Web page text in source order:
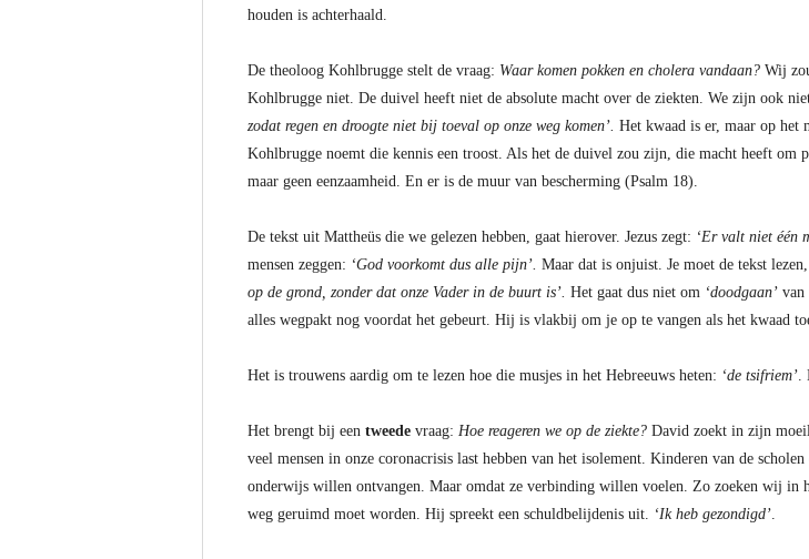
houden is achterhaald.
De theoloog Kohlbrugge stelt de vraag: Waar komen pokken en cholera vandaan? Wij
Kohlbrugge niet. De duivel heeft niet de absolute macht over de ziekten. We zijn ook
zodat regen en droogte niet bij toeval op onze weg komen’. Het kwaad is er, maar op het
Kohlbrugge noemt die kennis een troost. Als het de duivel zou zijn, die macht heeft
maar geen eenzaamheid. En er is de muur van bescherming (Psalm 18).
De tekst uit Mattheüs die we gelezen hebben, gaat hierover. Jezus zegt: ‘Er valt niet één
mensen zeggen: ‘God voorkomt dus alle pijn’. Maar dat is onjuist. Je moet de tekst
op de grond, zonder dat onze Vader in de buurt is’. Het gaat dus niet om ‘doodgaan’ van
alles wegpakt nog voordat het gebeurt. Hij is vlakbij om je op te vangen als het kwaad
Het is trouwens aardig om te lezen hoe die musjes in het Hebreeuws heten: ‘de tsifriem’.
Het brengt bij een tweede vraag: Hoe reageren we op de ziekte? David zoekt in zijn
veel mensen in onze coronacrisis last hebben van het isolement. Kinderen van de
onderwijs willen ontvangen. Maar omdat ze verbinding willen voelen. Zo zoeken wij
weg geruimd moet worden. Hij spreekt een schuldbelijdenis uit. ‘Ik heb gezondigd’.